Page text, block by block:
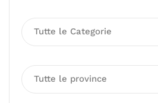
Tutte le Categorie
Tutte le province